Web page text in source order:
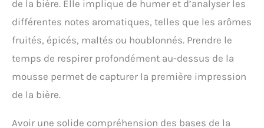
de la bière. Elle implique de humer et d’analyser les
différentes notes aromatiques, telles que les arômes
fruités, épicés, maltés ou houblonnés. Prendre le
temps de respirer profondément au-dessus de la
mousse permet de capturer la première impression
de la bière.
Avoir une solide compréhension des bases de la